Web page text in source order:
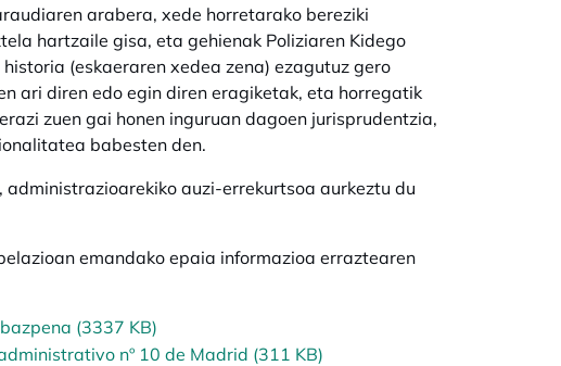
arabera, xede horretarako bereziki
hartzaile gisa, eta gehienak Poliziaren Kidego
(eskaeraren xedea zena) ezagutuz gero
ari diren edo egin diren eragiketak, eta horregatik
zuen gai honen inguruan dagoen jurisprudentzia,
babesten den.
auzi-errekurtsoa aurkeztu du
emandako epaia informazioa erraztearen
(3337 KB)
nº 10 de Madrid (311 KB)